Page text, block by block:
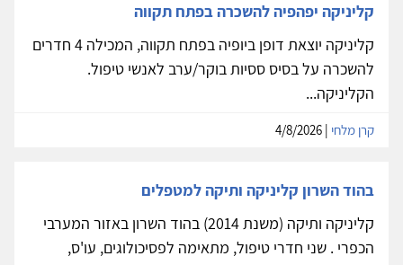
קליניקה יפהפיה להשכרה בפתח תקווה
קליניקה יוצאת דופן ביופיה בפתח תקווה, המכילה 4 חדרים
להשכרה על בסיס ססיות בוקר/ערב לאנשי טיפול.
הקליניקה...
קרן מלחי
בהוד השרון קליניקה ותיקה למטפלים
קליניקה ותיקה (משנת 2014) בהוד השרון באזור המערבי
הכפרי . שני חדרי טיפול, מתאימה לפסיכולוגים, עו'ס,